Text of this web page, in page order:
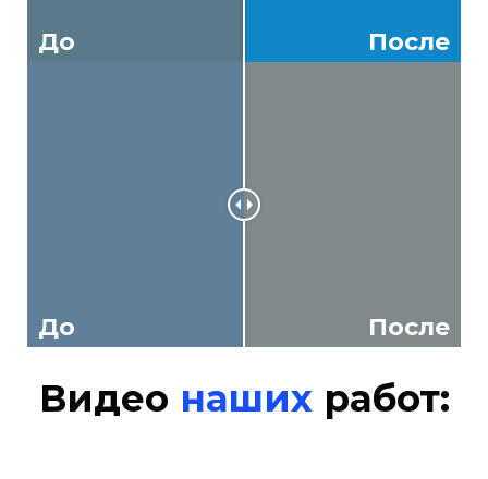
До После
До После
Видео нашихработ: